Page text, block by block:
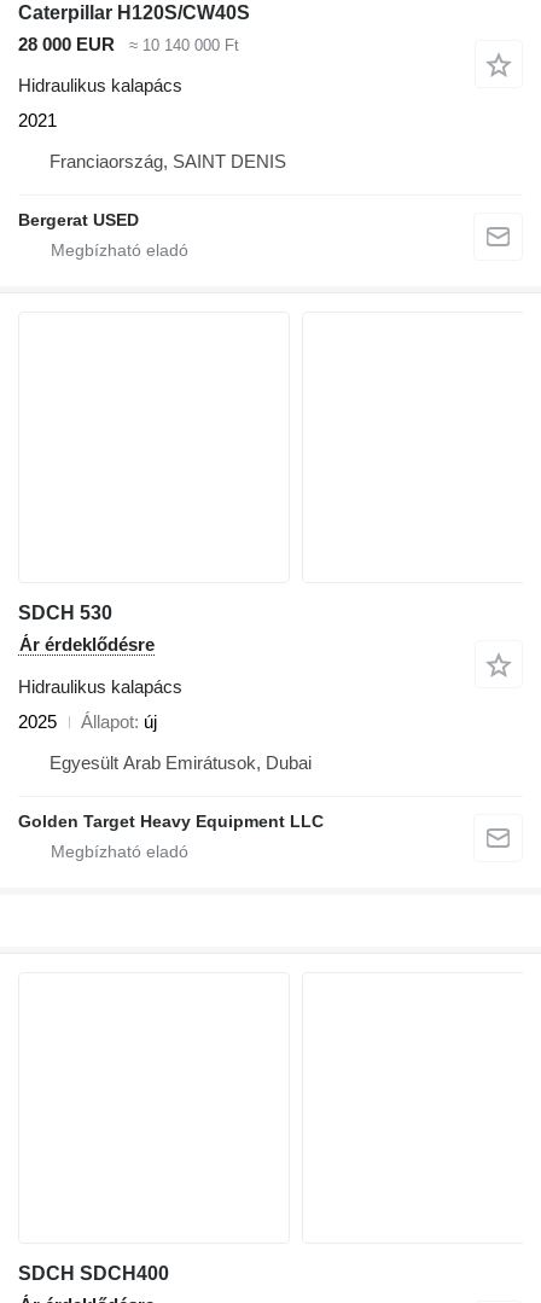
Caterpillar H120S/CW40S
28 000 EUR
≈ 10 140 000 Ft
Hidraulikus kalapács
2021
Franciaország, SAINT DENIS
Bergerat USED
SDCH 530
Ár érdeklődésre
Hidraulikus kalapács
2025
Állapot új
Egyesült Arab Emirátusok, Dubai
Golden Target Heavy Equipment LLC
SDCH SDCH400